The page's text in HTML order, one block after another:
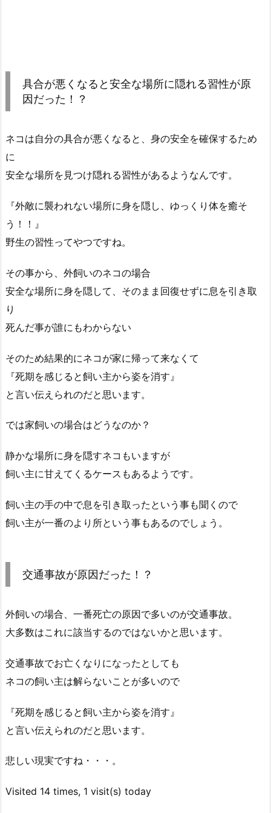
具合が悪くなると安全な場所に隠れる習性が原
因だった！？
ネコは自分の具合が悪くなると、身の安全を確保するため
に
安全な場所を見つけ隠れる習性があるようなんです。
『外敵に襲われない場所に身を隠し、ゆっくり体を癒そ
う！！』
野生の習性ってやつですね。
その事から、外飼いのネコの場合
安全な場所に身を隠して、そのまま回復せずに息を引き取
り
死んだ事が誰にもわからない
そのため結果的にネコが家に帰って来なくて
『死期を感じると飼い主から姿を消す』
と言い伝えられのだと思います。
では家飼いの場合はどうなのか？
静かな場所に身を隠すネコもいますが
飼い主に甘えてくるケースもあるようです。
飼い主の手の中で息を引き取ったという事も聞くので
飼い主が一番のより所という事もあるのでしょう。
交通事故が原因だった！？
外飼いの場合、一番死亡の原因で多いのが交通事故。
大多数はこれに該当するのではないかと思います。
交通事故でお亡くなりになったとしても
ネコの飼い主は解らないことが多いので
『死期を感じると飼い主から姿を消す』
と言い伝えられのだと思います。
悲しい現実ですね・・・。
Visited 14 times, 1 visit(s) today